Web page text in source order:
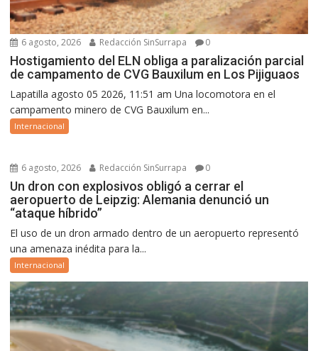
6 agosto, 2026 Redacción SinSurrapa 0
Hostigamiento del ELN obliga a paralización parcial
de campamento de CVG Bauxilum en Los Pijiguaos
Lapatilla agosto 05 2026, 11:51 am Una locomotora en el
campamento minero de CVG Bauxilum en...
Internacional
6 agosto, 2026 Redacción SinSurrapa 0
Un dron con explosivos obligó a cerrar el
aeropuerto de Leipzig: Alemania denunció un
“ataque híbrido”
El uso de un dron armado dentro de un aeropuerto representó
una amenaza inédita para la...
Internacional